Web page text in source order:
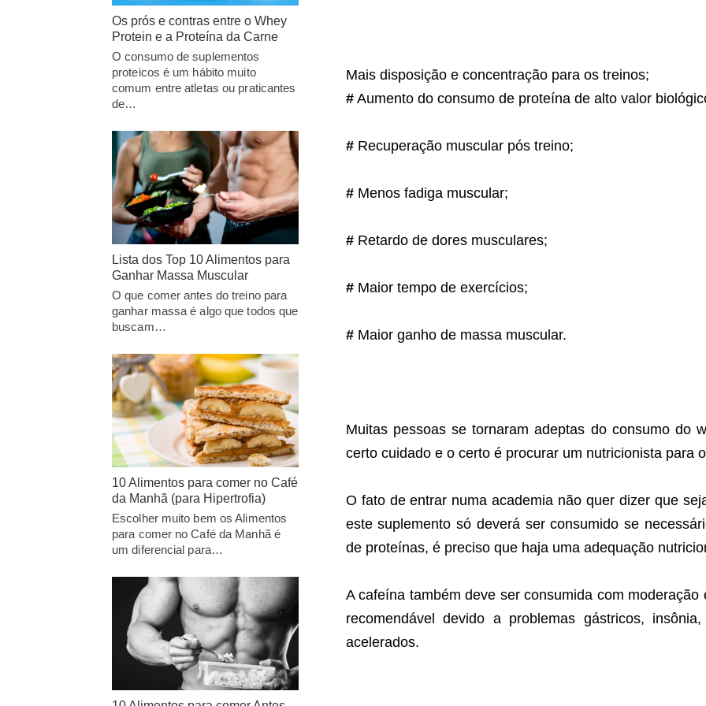
Mais disposição e concentração para os treinos;
#Aumento do consumo de proteína de alto valor
#Recuperação muscular pós treino;
#Menos fadiga muscular;
#Retardo de dores musculares;
#Maior tempo de exercícios;
#Maior ganho de massa muscular.
Muitas pessoas se tornaram adeptas do consumo do
certo cuidado e o certo é procurar um nutricionista para
O fato de entrar numa academia não quer dizer que
este suplemento só deverá ser consumido se
de proteínas, é preciso que haja uma adequação
A cafeína também deve ser consumida com
recomendável devido a problemas gástricos,
acelerados.
Os prós e contras entre o Whey
Protein e a Proteína da Carne
O consumo de suplementos
proteicos é um hábito muito
comum entre atletas ou praticantes
de…
Lista dos Top 10 Alimentos para
Ganhar Massa Muscular
O que comer antes do treino para
ganhar massa é algo que todos que
buscam…
10 Alimentos para comer no Café
da Manhã (para Hipertrofia)
Escolher muito bem os Alimentos
para comer no Café da Manhã é
um diferencial para…